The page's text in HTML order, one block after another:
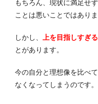
もちろん、現状に満足せ
ことは悪いことではありま
しかし、 上を目指しすぎ
とがあります。
今の自分と理想像を比べ
なくなってしまうのです。